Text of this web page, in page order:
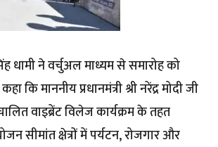
धामी ने वर्चुअल माध्यम से समारोह को
कि माननीय प्रधानमंत्री श्री नरेंद्र मोदी जी
वाइब्रेंट विलेज कार्यक्रम के तहत
सीमांत क्षेत्रों में पर्यटन, रोजगार और